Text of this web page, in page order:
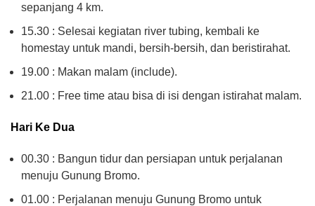
sepanjang 4 km.
15.30 : Selesai kegiatan river tubing, kembali ke
homestay untuk mandi, bersih-bersih, dan beristirahat.
19.00 : Makan malam (include).
21.00 : Free time atau bisa di isi dengan istirahat malam.
Hari Ke Dua
00.30 : Bangun tidur dan persiapan untuk perjalanan
menuju Gunung Bromo.
01.00 : Perjalanan menuju Gunung Bromo untuk